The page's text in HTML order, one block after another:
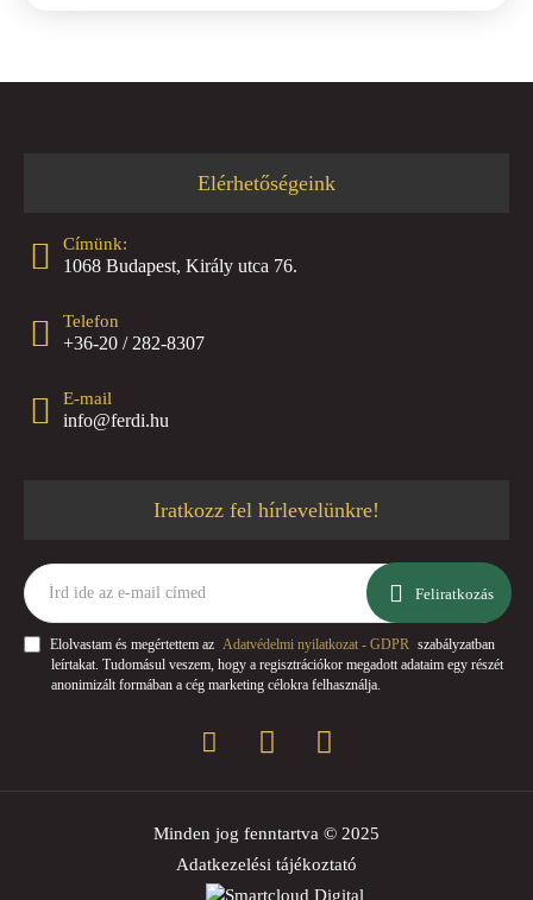
Elérhetőségeink
Címünk:
1068 Budapest, Király utca 76.
Telefon
+36-20 / 282-8307
E-mail
info@ferdi.hu
Iratkozz fel hírlevelünkre!
Írd
ide
az
e-
mail
címed
Feliratkozás
Elolvastam és megértettem az Adatvédelmi nyilatkozat - GDPR szabályzatban
leírtakat. Tudomásul veszem, hogy a regisztrációkor megadott adataim egy részét
anonimizált formában a cég marketing célokra felhasználja.
Minden jog fenntartva © 2025
Adatkezelési tájékoztató